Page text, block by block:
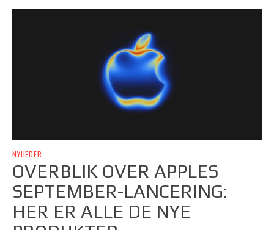
NYHEDER
OVERBLIK OVER APPLES
SEPTEMBER-LANCERING:
HER ER ALLE DE NYE